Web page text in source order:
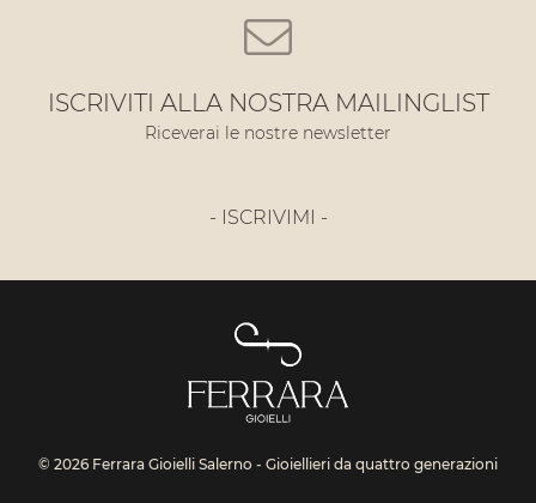
ISCRIVITI ALLA NOSTRA MAILINGLIST
Riceverai le nostre newsletter
- ISCRIVIMI -
© 2026 Ferrara Gioielli Salerno - Gioiellieri da quattro generazioni